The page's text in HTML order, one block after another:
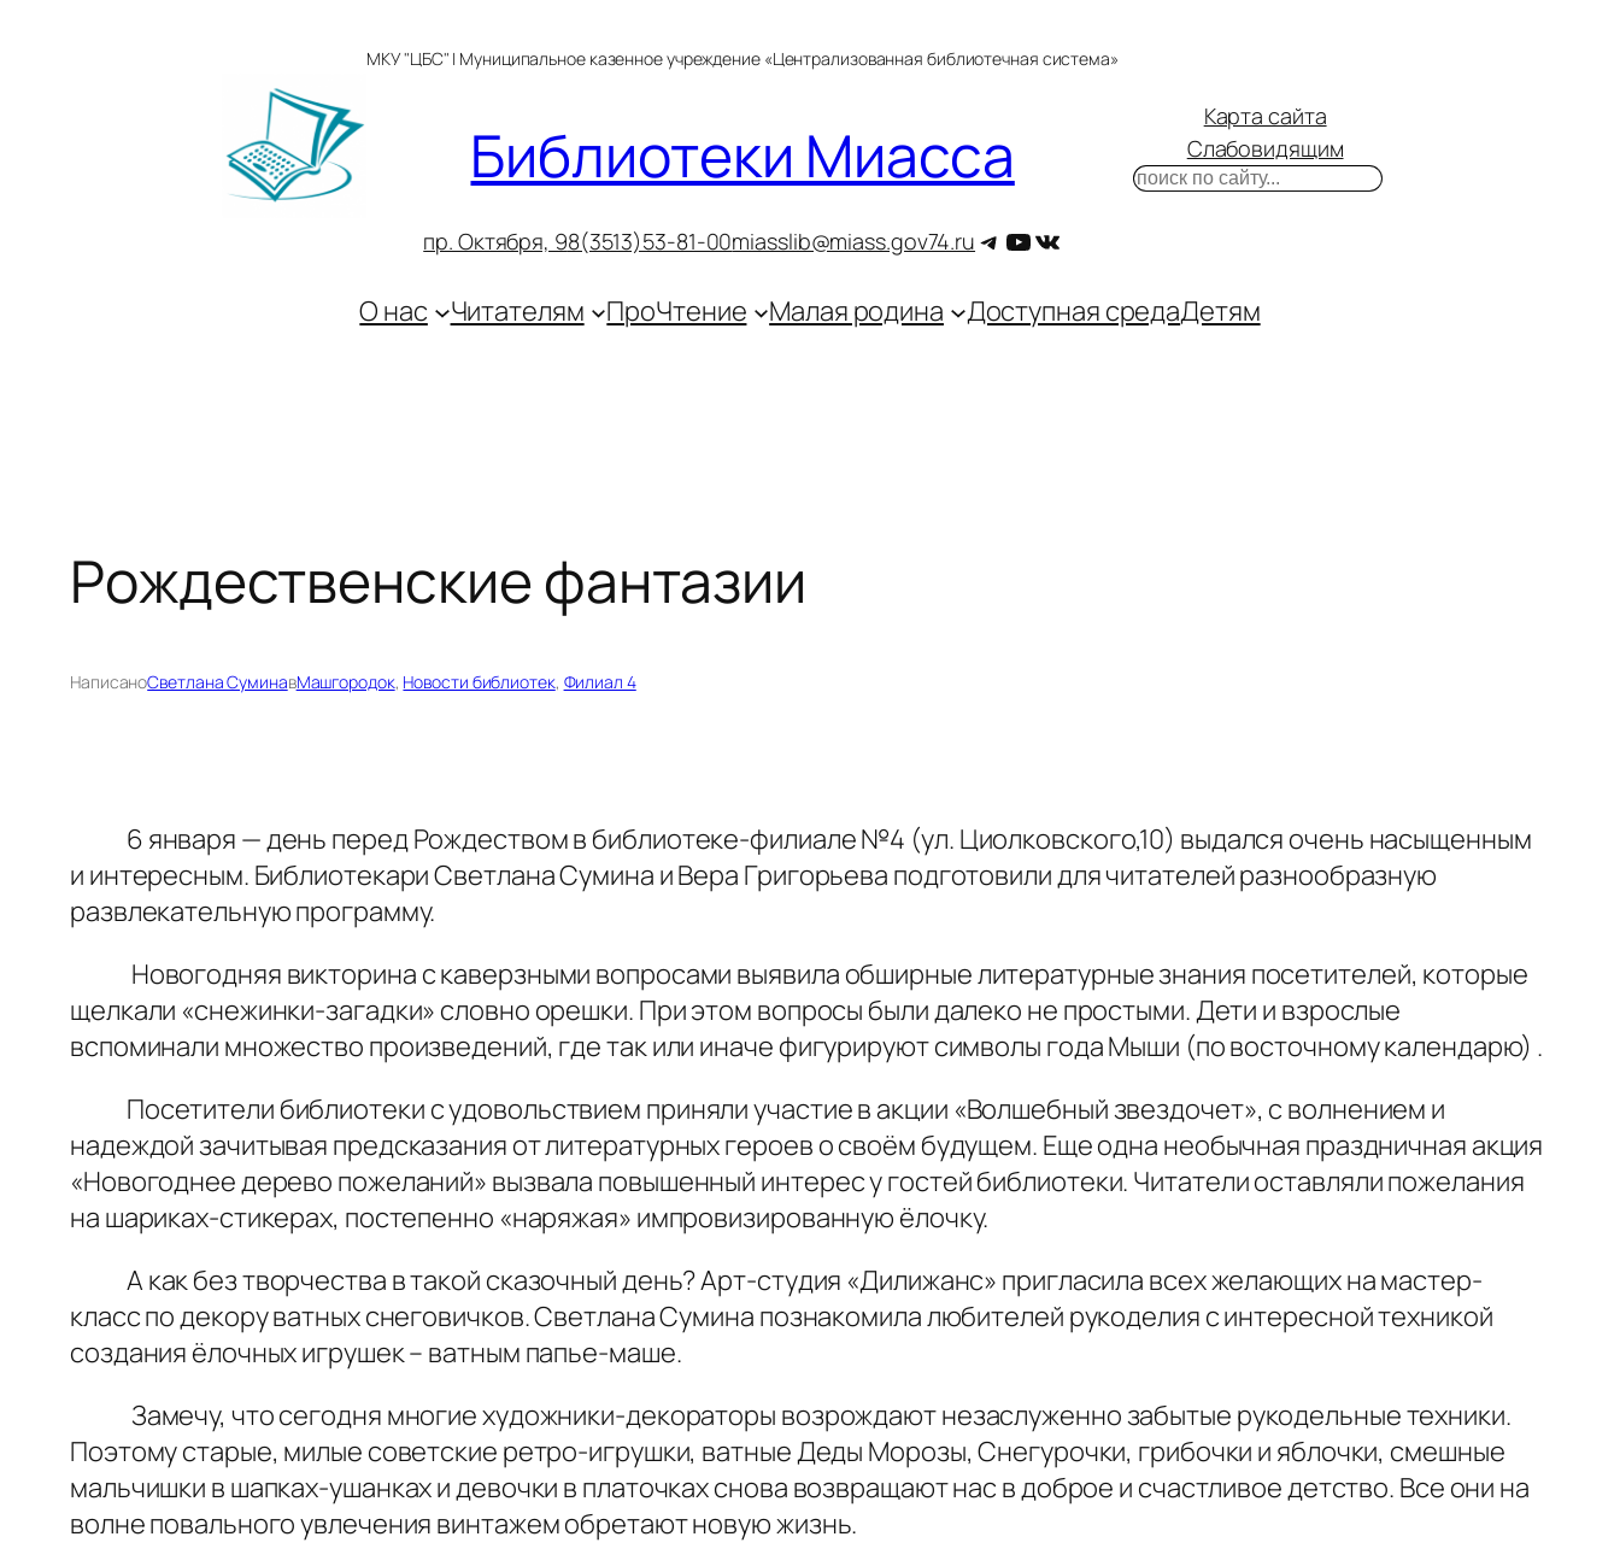
МКУ "ЦБС" | Муниципальное казенное учреждение «Централизованная библиотечная система»
Библиотеки Миасса
пр. Октября, 98(3513)53-81-00miasslib@miass.gov74.ru Telegram
YouTube
ВКонтакте
Карта сайта
Слабовидящим
Поиск
О нас Читателям ПроЧтение Малая родина Доступная средаДетям
Рождественские фантазии
НаписаноСветлана СуминавМашгородок, Новости библиотек, Филиал 4
6 января — день перед Рождеством в библиотеке-филиале №4 (ул. Циолковского,10) выдался очень насыщенным
и интересным. Библиотекари Светлана Сумина и Вера Григорьева подготовили для читателей разнообразную
развлекательную программу.
Новогодняя викторина с каверзными вопросами выявила обширные литературные знания посетителей, которые
щелкали «снежинки-загадки» словно орешки. При этом вопросы были далеко не простыми. Дети и взрослые
вспоминали множество произведений, где так или иначе фигурируют символы года Мыши (по восточному календарю) .
Посетители библиотеки с удовольствием приняли участие в акции «Волшебный звездочет», с волнением и
надеждой зачитывая предсказания от литературных героев о своём будущем. Еще одна необычная праздничная акция
«Новогоднее дерево пожеланий» вызвала повышенный интерес у гостей библиотеки. Читатели оставляли пожелания
на шариках-стикерах, постепенно «наряжая» импровизированную ёлочку.
А как без творчества в такой сказочный день? Арт-студия «Дилижанс» пригласила всех желающих на мастер-
класс по декору ватных снеговичков. Светлана Сумина познакомила любителей рукоделия с интересной техникой
создания ёлочных игрушек – ватным папье-маше.
Замечу, что сегодня многие художники-декораторы возрождают незаслуженно забытые рукодельные техники.
Поэтому старые, милые советские ретро-игрушки, ватные Деды Морозы, Снегурочки, грибочки и яблочки, смешные
мальчишки в шапках-ушанках и девочки в платочках снова возвращают нас в доброе и счастливое детство. Все они на
волне повального увлечения винтажем обретают новую жизнь.